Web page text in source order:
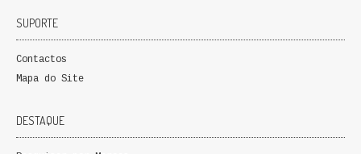
VER CARRINHO
CONTACTOS
SUPORTE
Contactos
Mapa do Site
DESTAQUE